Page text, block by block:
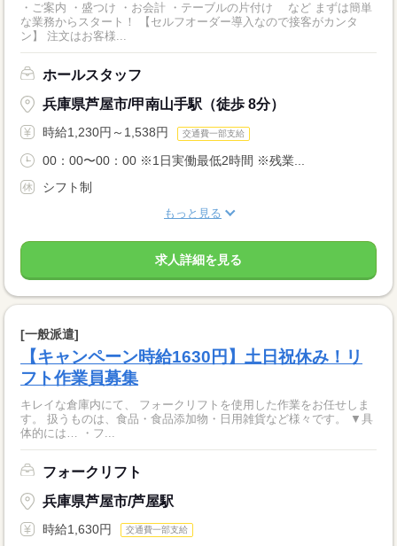
・ご案内 ・盛つけ ・お会計 ・テーブルの片付け など まずは簡単
な業務からスタート！ 【セルフオーダー導入なので接客がカンタ
ン】 注文はお客様...
ホールスタッフ
兵庫県芦屋市/甲南山手駅（徒歩 8分）
時給1,230円～1,538円 交通費一部支給
00：00〜00：00 ※1日実働最低2時間 ※残業...
シフト制
もっと見る
求人詳細を見る
[一般派遣]
【キャンペーン時給1630円】土日祝休み！リ
フト作業員募集
キレイな倉庫内にて、 フォークリフトを使用した作業をお任せしま
す。 扱うものは、食品・食品添加物・日用雑貨など様々です。 ▼具
体的には… ・フ...
フォークリフト
兵庫県芦屋市/芦屋駅
時給1,630円 交通費一部支給